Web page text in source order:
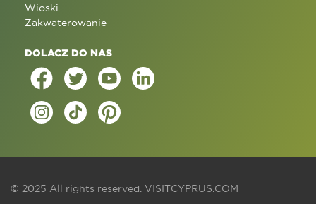
Wioski
Zakwaterowanie
DOLACZ DO NAS
© 2025 All rights reserved. VISITCYPRUS.COM